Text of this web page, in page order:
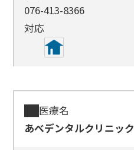
076-413-8366
対応
医療名
あべデンタルクリニック